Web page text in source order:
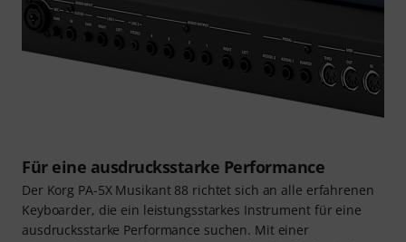
Für eine ausdrucksstarke Performance
Der Korg PA-5X Musikant 88 richtet sich an alle erfahrenen
Keyboarder, die ein leistungsstarkes Instrument für eine
ausdrucksstarke Performance suchen. Mit einer